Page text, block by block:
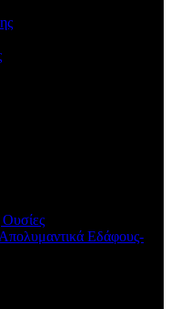
Ουσίες
Εδάφους-